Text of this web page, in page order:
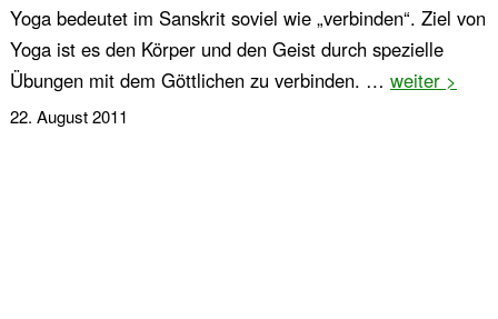
Yoga bedeutet im Sanskrit soviel wie „verbinden“. Ziel von
Yoga ist es den Körper und den Geist durch spezielle
Übungen mit dem Göttlichen zu verbinden. … weiter >
22. August 2011